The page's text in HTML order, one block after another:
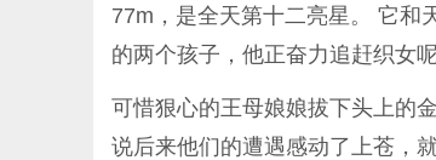
77m，是全天第十二亮星。 它和
的两个孩子，他正奋力追赶织女呢
可惜狠心的王母娘娘拔下头上的
说后来他们的遭遇感动了上苍，